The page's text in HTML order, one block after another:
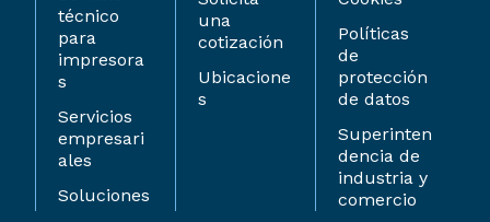
técnico
para
impresora
s
Servicios
empresari
ales
Soluciones
una
cotización
Ubicacione
s
Políticas
de
protección
de datos
Superinten
dencia de
industria y
comercio